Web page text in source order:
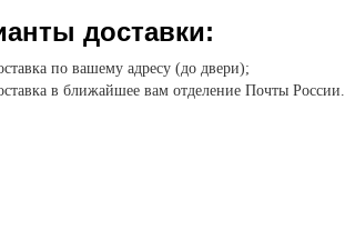
доставки:
по вашему адресу (до двери);
в ближайшее вам отделение Почты России.